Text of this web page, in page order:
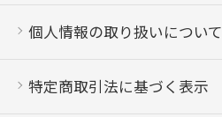
個人情報の取り扱いについて
特定商取引法に基づく表示